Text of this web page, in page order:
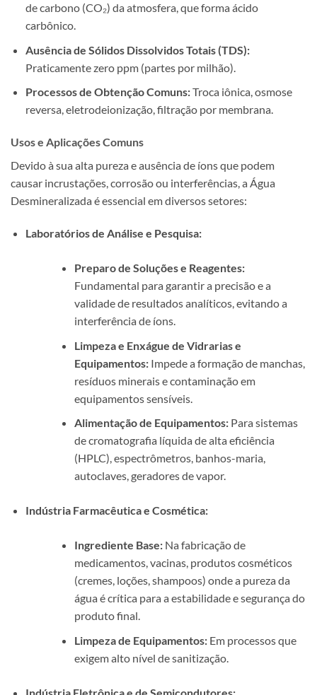
de carbono (CO₂) da atmosfera, que forma ácido
carbônico.
Ausência de Sólidos Dissolvidos Totais (TDS):
Praticamente zero ppm (partes por milhão).
Processos de Obtenção Comuns:Troca iônica, osmose
reversa, eletrodeionização, filtração por membrana.
Usos e Aplicações Comuns
Devido à sua alta pureza e ausência de íons que podem
causar incrustações, corrosão ou interferências, a Água
Desmineralizada é essencial em diversos setores:
Laboratórios de Análise e Pesquisa:
Preparo de Soluções e Reagentes:
Fundamental para garantir a precisão e a
validade de resultados analíticos, evitando a
interferência de íons.
Limpeza e Enxágue de Vidrarias e
Equipamentos:Impede a formação de manchas,
resíduos minerais e contaminação em
equipamentos sensíveis.
Alimentação de Equipamentos:Para sistemas
de cromatografia líquida de alta eficiência
(HPLC), espectrômetros, banhos-maria,
autoclaves, geradores de vapor.
Indústria Farmacêutica e Cosmética:
Ingrediente Base:Na fabricação de
medicamentos, vacinas, produtos cosméticos
(cremes, loções, shampoos) onde a pureza da
água é crítica para a estabilidade e segurança do
produto final.
Limpeza de Equipamentos:Em processos que
exigem alto nível de sanitização.